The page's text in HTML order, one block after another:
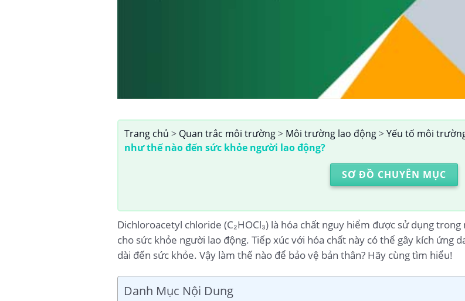
Trang chủ > Quan trắc môi trường> Môi trường lao động>Yếu tố môi
như thế nào đến sức khỏe người lao động?
SƠ ĐỒ CHUYÊN MỤC
Dichloroacetyl chloride (C₂HOCl₃) là hóa chất nguy hiểm được sử dụng
cho sức khỏe người lao động. Tiếp xúc với hóa chất này có thể gây kích ứng
dài đến sức khỏe. Vậy làm thế nào để bảo vệ bản thân? Hãy cùng tìm hiểu!
Danh Mục Nội Dung